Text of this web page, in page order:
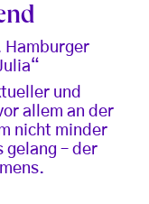
Hamburger
und
allem an der
nicht minder
gelang – der